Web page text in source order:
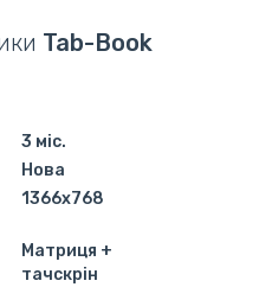
Tab-Book
3 міс.
Нова
1366x768
Матриця +
тачскрін